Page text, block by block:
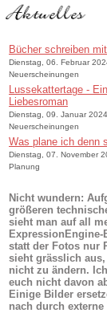
Bücher schreiben
Dienstag, 06. Februar
Neuerscheinungen
Lussekattertage -
Liebesroman
Dienstag, 09. Januar
Neuerscheinungen
Was plane ich denn
Dienstag, 07. November
Planung
Nicht wundern:
größeren
sieht man auf all
ExpressionEngine-
statt der Fotos nur
sieht grässlich
nicht zu ändern.
euch nicht davon
Einige Bilder
nach durch